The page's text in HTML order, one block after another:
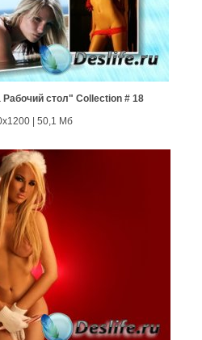
стол" Collection # 18
| 50,1 Мб